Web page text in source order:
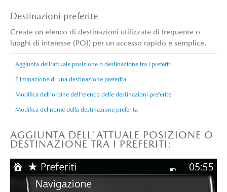
Destinazioni preferite
Create un elenco di destinazioni utilizzate di frequente o
luoghi di interesse (POI) per un accesso rapido e semplice.
Aggiunta dell'attuale posizione o destinazione tra i preferiti
Eliminazione di una destinazione preferita
Modifica dell'ordine dell'elenco delle destinazioni preferite
Modifica del nome della destinazione preferita
AGGIUNTA DELL'ATTUALE POSIZIONE O
DESTINAZIONE TRA I PREFERITI: